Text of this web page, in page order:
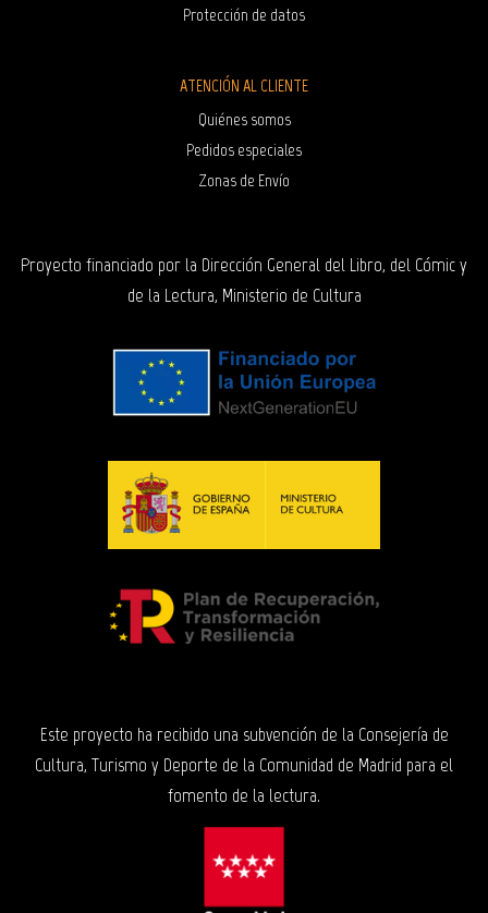
Protección de datos
ATENCIÓN AL CLIENTE
Quiénes somos
Pedidos especiales
Zonas de Envío
Proyecto financiado por la Dirección General del Libro, del Cómic y
de la Lectura, Ministerio de Cultura
Este proyecto ha recibido una subvención de la Consejería de
Cultura, Turismo y Deporte de la Comunidad de Madrid para el
fomento de la lectura.